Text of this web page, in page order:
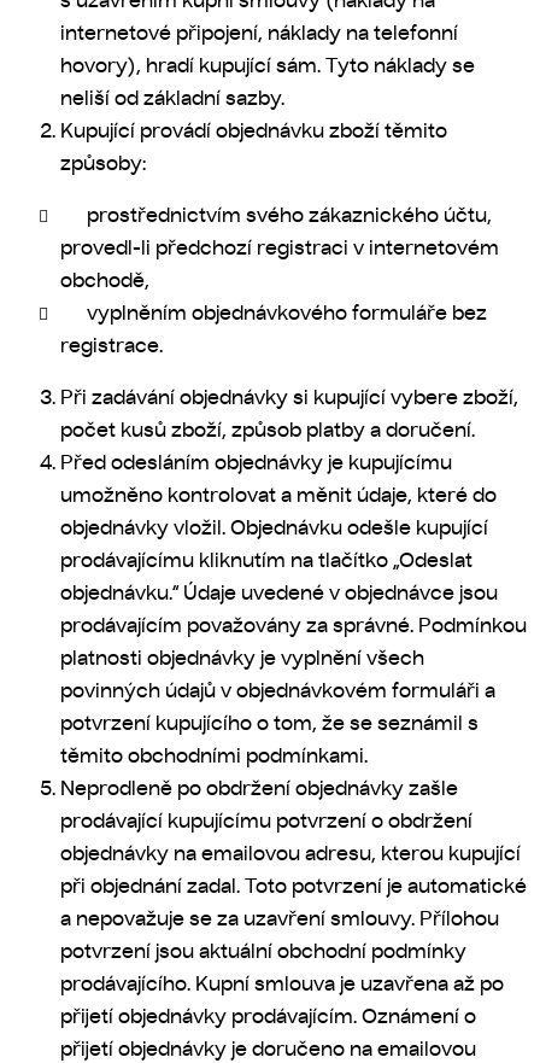
internetové připojení, náklady na telefonní
hovory), hradí kupující sám. Tyto náklady se
neliší od základní sazby.
Kupující provádí objednávku zboží těmito
způsoby:
prostřednictvím svého zákaznického účtu,
provedl-li předchozí registraci v internetovém
obchodě,
vyplněním objednávkového formuláře bez
registrace.
Při zadávání objednávky si kupující vybere zboží,
počet kusů zboží, způsob platby a doručení.
Před odesláním objednávky je kupujícímu
umožněno kontrolovat a měnit údaje, které do
objednávky vložil. Objednávku odešle kupující
prodávajícímu kliknutím na tlačítko „Odeslat
objednávku.“ Údaje uvedené v objednávce jsou
prodávajícím považovány za správné. Podmínkou
platnosti objednávky je vyplnění všech
povinných údajů v objednávkovém formuláři a
potvrzení kupujícího o tom, že se seznámil s
těmito obchodními podmínkami.
Neprodleně po obdržení objednávky zašle
prodávající kupujícímu potvrzení o obdržení
objednávky na emailovou adresu, kterou kupující
při objednání zadal. Toto potvrzení je automatické
a nepovažuje se za uzavření smlouvy. Přílohou
potvrzení jsou aktuální obchodní podmínky
prodávajícího. Kupní smlouva je uzavřena až po
přijetí objednávky prodávajícím. Oznámení o
přijetí objednávky je doručeno na emailovou